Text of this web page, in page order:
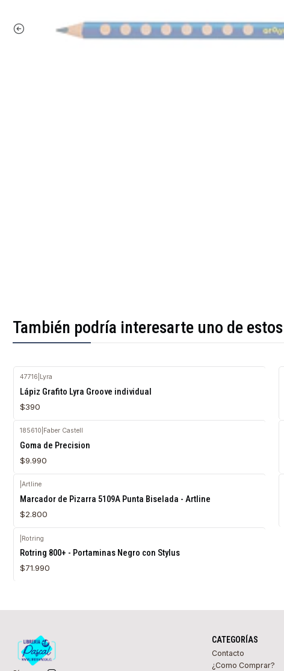
También podría interesarte uno de estos
47716 Lyra
Lápiz Grafito Lyra Groove individual
$390
185610 Faber Castell
Goma de Precision
$9.990
Artline
Marcador de Pizarra 5109A Punta Biselada - Artline
$2.800
Rotring
Rotring 800+ - Portaminas Negro con Stylus
$71.990
CATEGORÍAS
Contacto
¿Como Comprar?